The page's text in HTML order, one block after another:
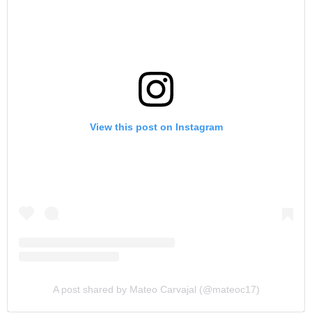
View this post on Instagram
A post shared by Mateo Carvajal (@mateoc17)